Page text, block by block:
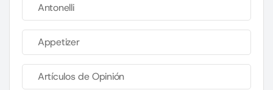
Antonelli
Appetizer
Artículos de Opinión